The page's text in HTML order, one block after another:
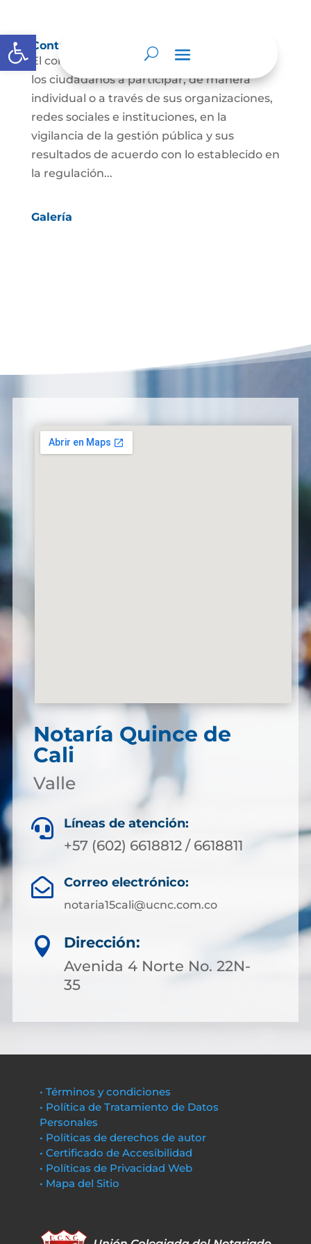
Abrir barra de herramientas
Control social
El control social es el derecho y el deber de
los ciudadanos a participar, de manera
individual o a través de sus organizaciones,
redes sociales e instituciones, en la
vigilancia de la gestión pública y sus
resultados de acuerdo con lo establecido en
la regulación...
Galería
Notaría Quince de
Cali
Valle
 Líneas de atención:
+57 (602) 6618812 / 6618811
 Correo electrónico:
notaria15cali@ucnc.com.co

Dirección:
Avenida 4 Norte No. 22N-
35
• Términos y condiciones
• Política de Tratamiento de Datos
Personales
• Políticas de derechos de autor
• Certificado de Accesibilidad
• Políticas de Privacidad Web
• Mapa del Sitio